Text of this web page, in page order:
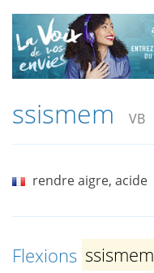
ssismem VB
rendre aigre, acide
Flexions ssismem